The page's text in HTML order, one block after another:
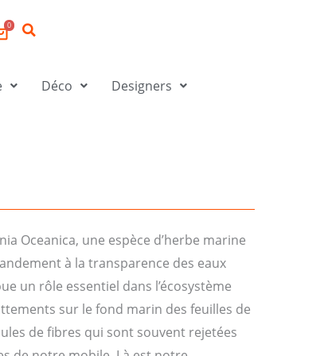
0
Déco Designers
Oceanica, une espèce d’herbe marine
à la transparence des eaux
un rôle essentiel dans l’écosystème
sur le fond marin des feuilles de
de fibres qui sont souvent rejetées